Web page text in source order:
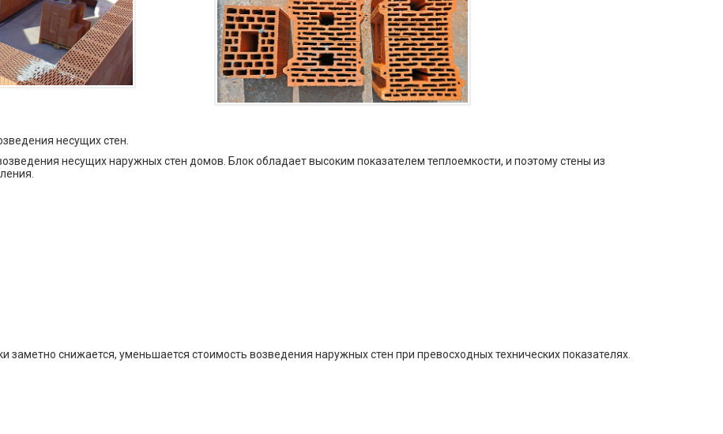
несущих стен.
несущих наружных стен домов. Блок обладает высоким показателем теплоемкости, и поэтому стены из
снижается, уменьшается стоимость возведения наружных стен при превосходных технических показателях.